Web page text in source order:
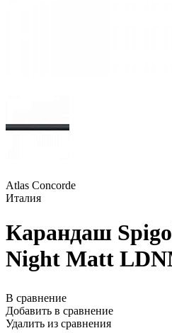
Atlas Concorde
Италия
Карандаш
Night Matt
В сравнение
Добавить в сравнение
Удалить из сравнения